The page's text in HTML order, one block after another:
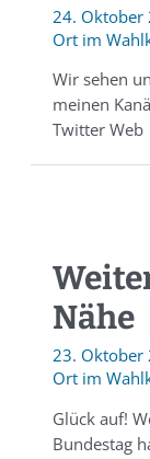
24. Oktober
Ort im
Wir sehen
meinen
Twitter Web
Nähe
23. Oktober
Ort im
Glück auf!
Bundestag